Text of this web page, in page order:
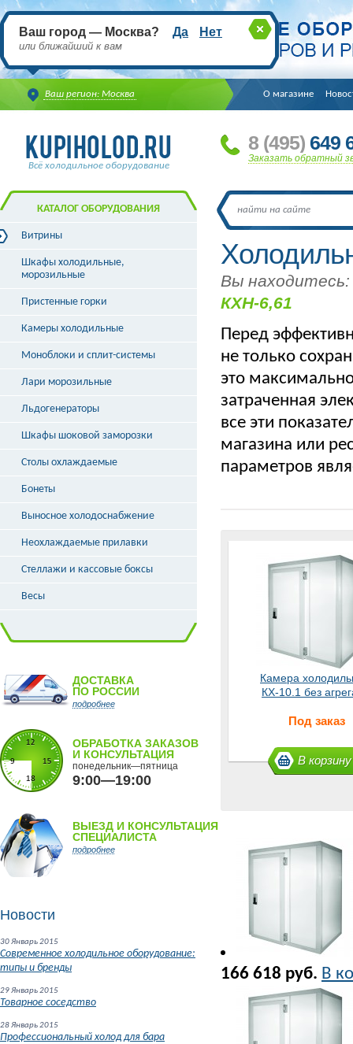
Ваш регион: Москва
Ваш город — Москва? Да Нет
или ближайший к вам
О магазине
Всё холодильное оборудование
8 (495) 649
Заказать обратный
Вы находитесь:
КХН-6,61
Перед
не только
это
затраченная
все эти
магазина или
параметров
Камера
КХ-10.1 без
Под заказ
В корзину
166 618 руб. В
КАТАЛОГ ОБОРУДОВАНИЯ
Витрины
Витрины холодильные
Витрины морозильные
Витрины кондитерские
Витрины угловые
Витрины «рыба на льду»
Шкафы холодильные,
морозильные
Пристенные горки
Камеры холодильные
Моноблоки и сплит-системы
Лари морозильные
Льдогенераторы
Шкафы шоковой заморозки
Столы охлаждаемые
Бонеты
Выносное холодоснабжение
Неохлаждаемые прилавки
Стеллажи и кассовые боксы
Весы
ДОСТАВКА
ПО РОССИИ
подробнее
ОБРАБОТКА ЗАКАЗОВ
И КОНСУЛЬТАЦИЯ
понедельник—пятница
9:00—19:00
ВЫЕЗД И КОНСУЛЬТАЦИЯ
СПЕЦИАЛИСТА
подробнее
Новости
30 Январь 2015
Современное холодильное оборудование:
типы и бренды
29 Январь 2015
Товарное соседство
28 Январь 2015
Профессиональный холод для бара